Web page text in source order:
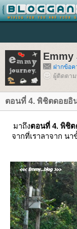
Emmy
ฝากข้อค
ผู้ติดตาม
ตอนที่ 4. พิชิตดอยอิ
มาถึงตอนที่ 4. พิชิ
จากที่เราลาจาก น